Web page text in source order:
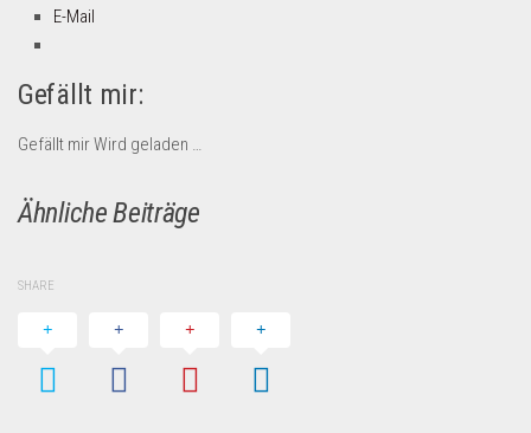
E-Mail
Gefällt mir:
Gefällt mirWird geladen …
Ähnliche Beiträge
SHARE